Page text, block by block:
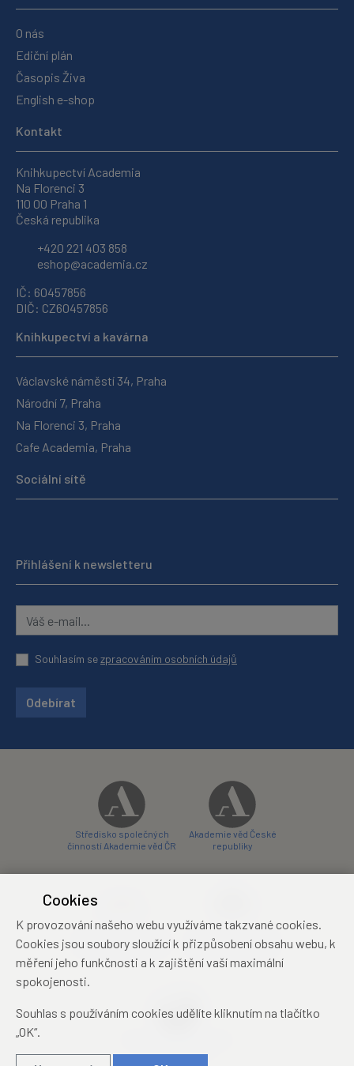
O nás
Ediční plán
Časopis Živa
English e-shop
Kontakt
Knihkupectví Academia
Na Florenci 3
110 00 Praha 1
Česká republika
+420 221 403 858
eshop@academia.cz
IČ: 60457856
DIČ: CZ60457856
Knihkupectví a kavárna
Václavské náměstí 34, Praha
Národní 7, Praha
Na Florenci 3, Praha
Cafe Academia, Praha
Sociální sítě
Přihlášení k newsletteru
Souhlasím sezpracováním osobních údajů
Odebírat
Středisko společných
činností Akademie věd ČR
Akademie věd České
republiky
konferenční centrum
Zámecký hotel Třešť
konferenční centrum
Cookies
K provozování našeho webu využíváme takzvané cookies.
Cookies jsou soubory sloužící k přizpůsobení obsahu webu, k
měření jeho funkčnosti a k zajištění vaší maximální
spokojenosti.
Souhlas s používáním cookies udělíte kliknutím na tlačítko
„OK“.